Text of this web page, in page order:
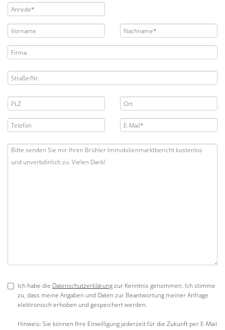
Ich habe die Datenschutzerklärungzur Kenntnis genommen. Ich stimme
zu, dass meine Angaben und Daten zur Beantwortung meiner Anfrage
elektronisch erhoben und gespeichert werden.
Hinweis: Sie können Ihre Einwilligung jederzeit für die Zukunft per E-Mail